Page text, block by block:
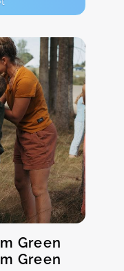
Green
Green